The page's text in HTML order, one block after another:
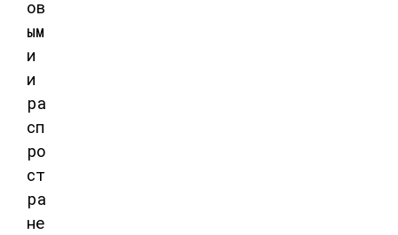
ов
ым
и
и
ра
сп
ро
ст
ра
не